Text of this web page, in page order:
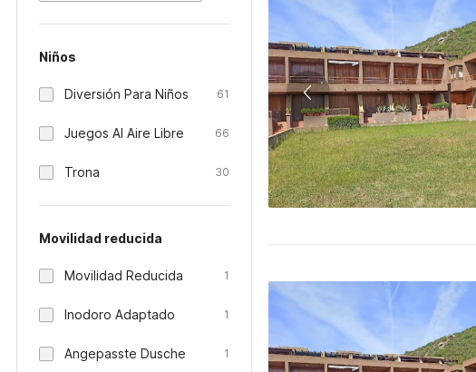
Niños
Diversión Para Niños 61
Juegos Al Aire Libre 66
Trona 30
Movilidad reducida
Movilidad Reducida 1
Inodoro Adaptado 1
Angepasste Dusche 1